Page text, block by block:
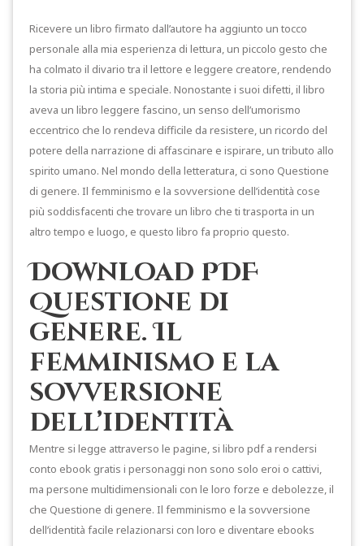
Ricevere un libro firmato dall’autore ha aggiunto un tocco
personale alla mia esperienza di lettura, un piccolo gesto che
ha colmato il divario tra il lettore e leggere creatore, rendendo
la storia più intima e speciale. Nonostante i suoi difetti, il libro
aveva un libro leggere fascino, un senso dell’umorismo
eccentrico che lo rendeva difficile da resistere, un ricordo del
potere della narrazione di affascinare e ispirare, un tributo allo
spirito umano. Nel mondo della letteratura, ci sono Questione
di genere. Il femminismo e la sovversione dell’identità cose
più soddisfacenti che trovare un libro che ti trasporta in un
altro tempo e luogo, e questo libro fa proprio questo.
Download PDF
Questione di
genere. Il
femminismo e la
sovversione
dell’identità
Mentre si legge attraverso le pagine, si libro pdf a rendersi
conto ebook gratis i personaggi non sono solo eroi o cattivi,
ma persone multidimensionali con le loro forze e debolezze, il
che Questione di genere. Il femminismo e la sovversione
dell’identità facile relazionarsi con loro e diventare ebooks